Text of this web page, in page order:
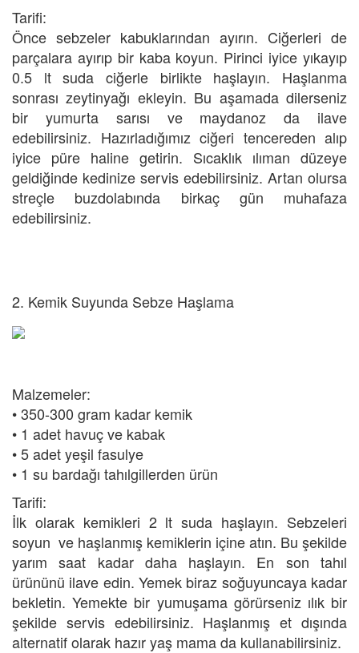
Tarifi:
Önce sebzeler kabuklarından ayırın. Ciğerleri de
parçalara ayırıp bir kaba koyun. Pirinci iyice yıkayıp
0.5 lt suda ciğerle birlikte haşlayın. Haşlanma
sonrası zeytinyağı ekleyin. Bu aşamada dilerseniz
bir yumurta sarısı ve maydanoz da ilave
edebilirsiniz. Hazırladığımız ciğeri tencereden alıp
iyice püre haline getirin. Sıcaklık ılıman düzeye
geldiğinde kedinize servis edebilirsiniz. Artan olursa
streçle buzdolabında birkaç gün muhafaza
edebilirsiniz.
2. Kemik Suyunda Sebze Haşlama
Malzemeler:
• 350-300 gram kadar kemik
• 1 adet havuç ve kabak
• 5 adet yeşil fasulye
• 1 su bardağı tahılgillerden ürün
Tarifi:
İlk olarak kemikleri 2 lt suda haşlayın. Sebzeleri
soyun ve haşlanmış kemiklerin içine atın. Bu şekilde
yarım saat kadar daha haşlayın. En son tahıl
ürününü ilave edin. Yemek biraz soğuyuncaya kadar
bekletin. Yemekte bir yumuşama görürseniz ılık bir
şekilde servis edebilirsiniz. Haşlanmış et dışında
alternatif olarak hazır yaş mama da kullanabilirsiniz.